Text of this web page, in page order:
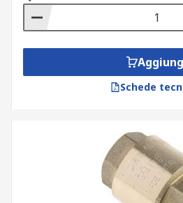
Schede